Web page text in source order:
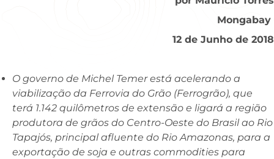
Mongabay
12 de Junho de 2018
O governo de Michel Temer está acelerando a
viabilização da Ferrovia do Grão (Ferrogrão), que
terá 1.142 quilômetros de extensão e ligará a região
produtora de grãos do Centro-Oeste do Brasil ao Rio
Tapajós, principal afluente do Rio Amazonas, para a
exportação de soja e outras commodities para